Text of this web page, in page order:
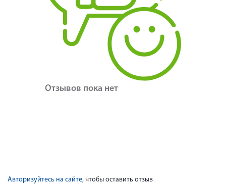
Отзывов пока нет
Авторизуйтесь на сайте, чтобы оставить отзыв